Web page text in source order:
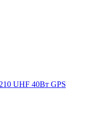
UHF 40Вт GPS